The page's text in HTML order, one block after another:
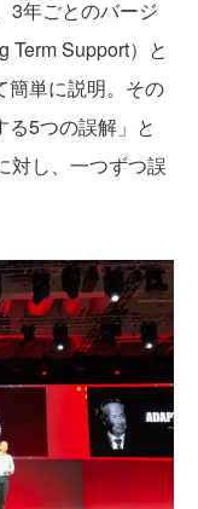
3年ごとのバージ
Term Support）と
簡単に説明。その
5つの誤解」と
対し、一つずつ誤